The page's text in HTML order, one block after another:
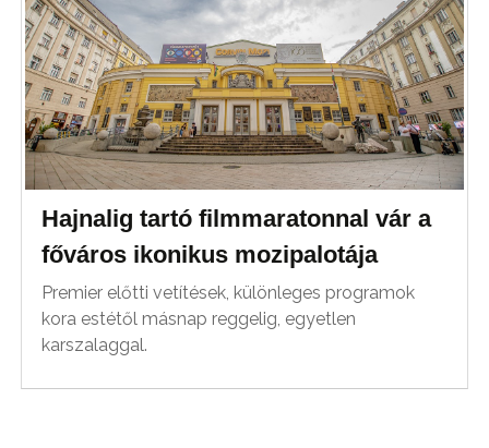
Hajnalig tartó filmmaratonnal vár a
főváros ikonikus mozipalotája
Premier előtti vetítések, különleges programok
kora estétől másnap reggelig, egyetlen
karszalaggal.